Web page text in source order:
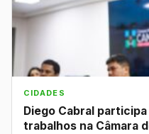
CIDADES
Diego Cabral
trabalhos na Câmara